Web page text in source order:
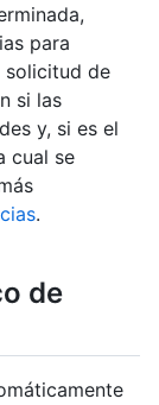
para
solicitud de
si las
y, si es el
cual se
.
de